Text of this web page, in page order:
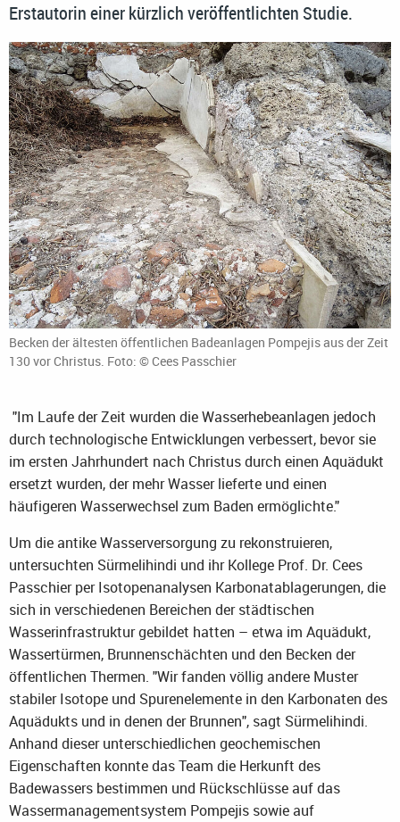
Erstautorin einer kürzlich veröffentlichten Studie.
Becken der ältesten öffentlichen Badeanlagen Pompejis aus der Zeit
130 vor Christus. Foto: © Cees Passchier
"Im Laufe der Zeit wurden die Wasserhebeanlagen jedoch
durch technologische Entwicklungen verbessert, bevor sie
im ersten Jahrhundert nach Christus durch einen Aquädukt
ersetzt wurden, der mehr Wasser lieferte und einen
häufigeren Wasserwechsel zum Baden ermöglichte."
Um die antike Wasserversorgung zu rekonstruieren,
untersuchten Sürmelihindi und ihr Kollege Prof. Dr. Cees
Passchier per Isotopenanalysen Karbonatablagerungen, die
sich in verschiedenen Bereichen der städtischen
Wasserinfrastruktur gebildet hatten – etwa im Aquädukt,
Wassertürmen, Brunnenschächten und den Becken der
öffentlichen Thermen. "Wir fanden völlig andere Muster
stabiler Isotope und Spurenelemente in den Karbonaten des
Aquädukts und in denen der Brunnen", sagt Sürmelihindi.
Anhand dieser unterschiedlichen geochemischen
Eigenschaften konnte das Team die Herkunft des
Badewassers bestimmen und Rückschlüsse auf das
Wassermanagementsystem Pompejis sowie auf